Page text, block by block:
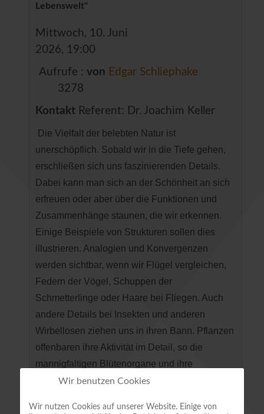
Lebenswelt"
Mittwoch, 10. Juni
2026, 19:00
Aufrufe :
3278
von Edgar Schliephake
Kontakt Referent: Dr. Joachim Keller
Die Vielfalt der belebten Natur ist
unerschöpflich. Sobald wir in die Tiefe gehen,
erschließen sich uns faszinierenden Details.
Dabei kann man sich an der Schönheit an sich
erfreuen oder aber über die Funktionen und
Zusammenhänge staunen, die wir erkennen.
Einige Beispiele von Strukturen sollen dies
illustrieren. Analogien und Konvergenzen
werden sichtbar, wenn wir Flügel vergleichen,
Federn der Vögel, Schuppen der
Schmetterlinge oder Haare bei Fliegen. Auch
andere Details bei Insekten und anderen
Wirbellosen ziehen uns in ihren Bann. Pflanzen
offenbaren ihre Aktivität im Detail, so die
mannigfaltigen Blütenorgane und ihre
Unterschiede bei verschiedenen
Wir benutzen Cookies
Wir nutzen Cookies auf unserer Website. Einige von